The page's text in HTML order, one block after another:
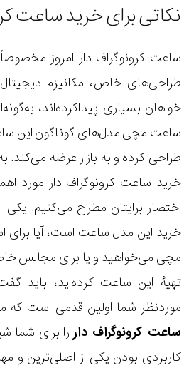
نکاتی برای خرید ساعت
ساعت کرونوگراف دار امروز
طراحی‌های خاص، مکانیزم
خواهان بسیاری پیداکرده‌اند،
ساعت مچی مدل‌های گوناگون این
طراحی کرده و به بازار عرضه می‌کند.
خرید ساعت کرونوگراف دار مورد
اختصار برایتان مطرح می‌کنیم. یکی
خرید این مدل ساعت است، آیا برای
مچی می‌خواهید و یا برای مجالس
تهیهٔ این ساعت کرده‌اید، باید
موردنظر شما اولین قدمی است که
ساعت کرونوگراف دار را برای شما
کاربردی بودن یکی از اصلی‌ترین و